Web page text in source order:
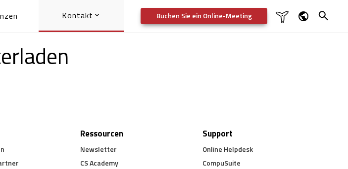
Kontakt  Buchen Sie ein Online-Meeting 
Ressourcen
Newsletter
CS Academy
Support
Online Helpdesk
CompuSuite